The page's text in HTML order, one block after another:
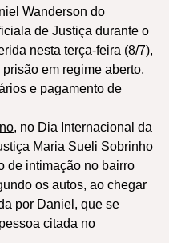
Wanderson do
de Justiça durante o
nesta terça-feira (8/7),
em regime aberto,
e pagamento de
, no Dia Internacional da
Maria Sueli Sobrinho
de intimação no bairro
os autos, ao chegar
por Daniel, que se
citada no